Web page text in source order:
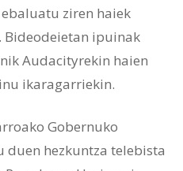
ziren haiek
ipuinak
Audacityrekin haien
ikaragarriekin.
Gobernuko
duen hezkuntza telebista